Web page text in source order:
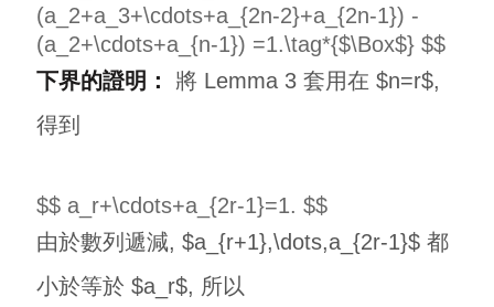
(a_2+a_3+\cdots+a_{2n-2}+a_{2n-1}) -
(a_2+\cdots+a_{n-1}) =1.\tag*{$\Box$} $$
下界的證明： 將 Lemma 3 套用在 $n=r$,
得到
$$ a_r+\cdots+a_{2r-1}=1. $$
由於數列遞減, $a_{r+1},\dots,a_{2r-1}$ 都
小於等於 $a_r$, 所以